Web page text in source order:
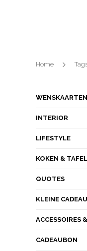
Home
WENSKAARTEN
INTERIOR
LIFESTYLE
KOKEN &
QUOTES
KLEINE
ACCESSOIRES
CADEAUBON